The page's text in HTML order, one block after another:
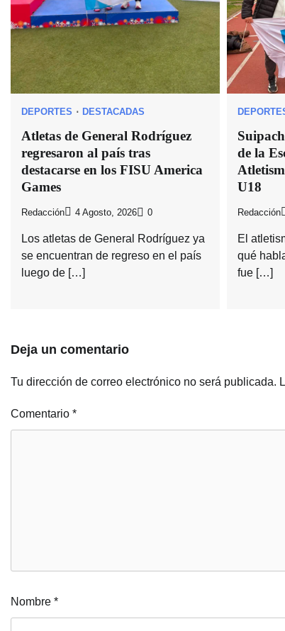
DEPORTES DESTACADAS
Atletas de General Rodríguez
regresaron al país tras
destacarse en los FISU America
Games
Redacción 4 Agosto, 2026 0
Los atletas de General Rodríguez ya
se encuentran de regreso en el país
luego de […]
de la
U18
Redacción
El
qué
fue […]
Deja un comentario
Tu dirección de correo electrónico no será publicada.
Comentario *
Nombre *